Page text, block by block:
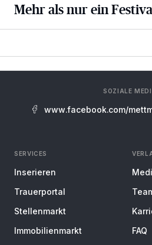
Mehr als nur ein
SOZIALE
www.facebook.com/
SERVICES
Inserieren
Trauerportal
Stellenmarkt
Immobilienmarkt
FAQ